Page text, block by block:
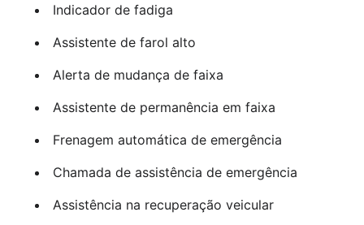
Indicador de fadiga
Assistente de farol alto
Alerta de mudança de faixa
Assistente de permanência em faixa
Frenagem automática de emergência
Chamada de assistência de emergência
Assistência na recuperação veicular